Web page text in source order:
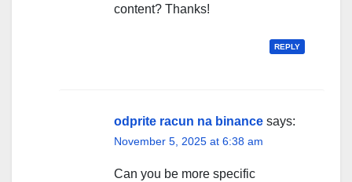
content? Thanks!
REPLY
odprite racun na binance says:
November 5, 2025 at 6:38 am
Can you be more specific